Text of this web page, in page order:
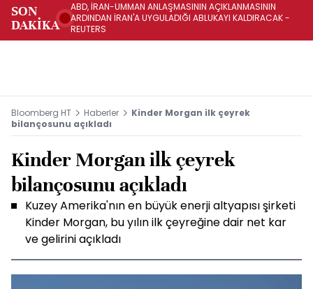
SON
DAKİKA
ABD, İRAN-UMMAN ANLAŞMASININ AÇIKLANMASININ
ARDINDAN İRAN'A UYGULADIĞI ABLUKAYI KALDIRACAK -
REUTERS
Bloomberg HT Haberler
Kinder Morgan ilk çeyrek
bilançosunu açıkladı
Kinder Morgan ilk çeyrek
bilançosunu açıkladı
Kuzey Amerika'nın en büyük enerji altyapısı şirketi
Kinder Morgan, bu yılın ilk çeyreğine dair net kar
ve gelirini açıkladı